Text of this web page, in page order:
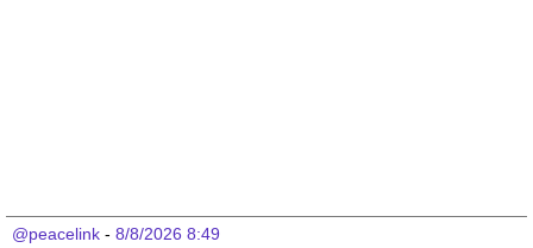
@peacelink - 8/8/2026 8:49